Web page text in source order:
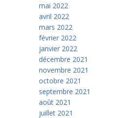
mai 2022
avril 2022
mars 2022
février 2022
janvier 2022
décembre 2021
novembre 2021
octobre 2021
septembre 2021
août 2021
juillet 2021